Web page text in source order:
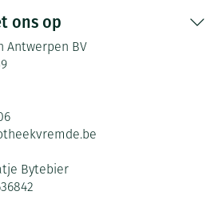
ons op
Antwerpen BV
Bytebier